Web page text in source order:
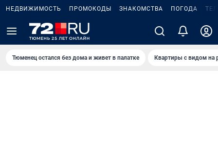
НЕДВИЖИМОСТЬ ПРОМОКОДЫ ЗНАКОМСТВА ПОГОДА
Тюменец остался без дома и живет в палатке Квартиры с видом на